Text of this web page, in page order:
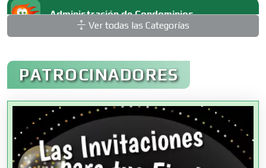
Administración de Condominios
Administración de Empresas
Agencias Aduanales
Agencias de Autos
Ver todas las Categorías
PATROCINADORES